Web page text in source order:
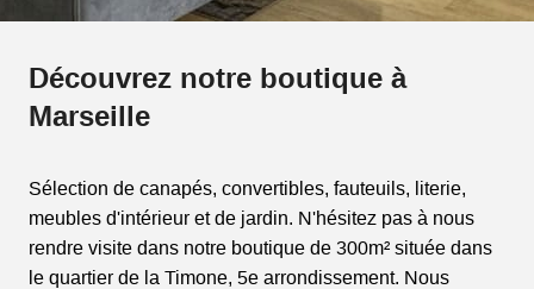
Découvrez notre boutique à
Marseille
Sélection de canapés, convertibles, fauteuils, literie,
meubles d'intérieur et de jardin. N'hésitez pas à nous
rendre visite dans notre boutique de 300m² située dans
le quartier de la Timone, 5e arrondissement. Nous